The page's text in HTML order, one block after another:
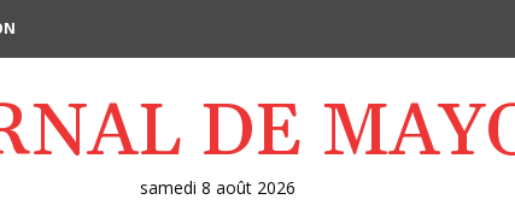
DE
samedi 8 août 2026